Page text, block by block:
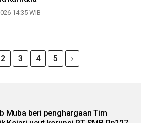
14:35 WIB
2 3 4 5
Muba beri penghargaan Tim